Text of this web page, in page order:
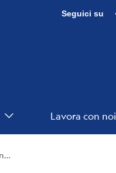
Seguici su
Lavora con noi